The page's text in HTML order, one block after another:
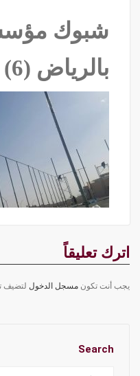
شبوك
بالرياض (6)
اترك تعليقاً
يجب أنت تكون مسجل الدخول لتضيف
Search